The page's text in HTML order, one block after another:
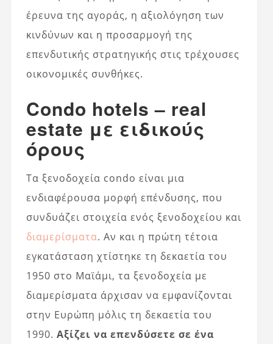
έρευνα της αγοράς, η αξιολόγηση των
κινδύνων και η προσαρμογή της
επενδυτικής στρατηγικής στις τρέχουσες
οικονομικές συνθήκες.
Condo hotels – real
estate με ειδικούς
όρους
Τα ξενοδοχεία condo είναι μια
ενδιαφέρουσα μορφή επένδυσης, που
συνδυάζει στοιχεία ενός ξενοδοχείου και
διαμερίσματα. Αν και η πρώτη τέτοια
εγκατάσταση χτίστηκε τη δεκαετία του
1950 στο Μαϊάμι, τα ξενοδοχεία με
διαμερίσματα άρχισαν να εμφανίζονται
στην Ευρώπη μόλις τη δεκαετία του
1990. Αξίζει να επενδύσετε σε ένα